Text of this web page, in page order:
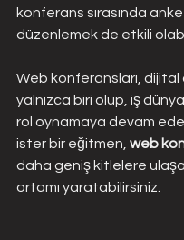
konferans sırasında
düzenlemek de etkili
Web konferansları,
yalnızca biri olup, iş
rol oynamaya devam
ister bir eğitmen, web
daha geniş kitlelere
ortamı yaratabilirsiniz.